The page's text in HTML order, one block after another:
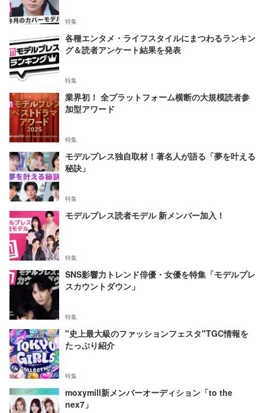
特集
各種エンタメ・ライフスタイルにまつわるランキン
グ＆読者アンケート結果を発表
特集
業界初！ 全プラットフォーム横断の大規模読者参
加型アワード
特集
モデルプレス独自取材！著名人が語る「夢を叶える
秘訣」
特集
モデルプレス読者モデル 新メンバー加入！
特集
SNS影響力トレンド俳優・女優を特集「モデルプレ
スカウントダウン」
特集
"史上最大級のファッションフェスタ"TGC情報を
たっぷり紹介
特集
moxymill新メンバーオーディション「to the
nex7」